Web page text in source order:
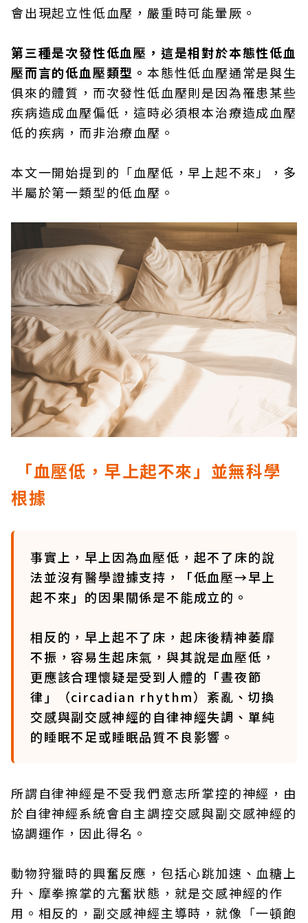
會出現起立性低血壓，嚴重時可能暈厥。
第三種是次發性低血壓，這是相對於本態性低血
壓而言的低血壓類型。本態性低血壓通常是與生
俱來的體質，而次發性低血壓則是因為罹患某些
疾病造成血壓偏低，這時必須根本治療造成血壓
低的疾病，而非治療血壓。
本文一開始提到的「血壓低，早上起不來」，多
半屬於第一類型的低血壓。
「血壓低，早上起不來」並無科學
根據
事實上，早上因為血壓低，起不了床的說
法並沒有醫學證據支持，「低血壓→早上
起不來」的因果關係是不能成立的。
相反的，早上起不了床，起床後精神萎靡
不振，容易生起床氣，與其說是血壓低，
更應該合理懷疑是受到人體的「晝夜節
律」（circadian rhythm）紊亂、切換
交感與副交感神經的自律神經失調、單純
的睡眠不足或睡眠品質不良影響。
所謂自律神經是不受我們意志所掌控的神經，由
於自律神經系統會自主調控交感與副交感神經的
協調運作，因此得名。
動物狩獵時的興奮反應，包括心跳加速、血糖上
升、摩拳擦掌的亢奮狀態，就是交感神經的作
用。相反的，副交感神經主導時，就像「一頓飽